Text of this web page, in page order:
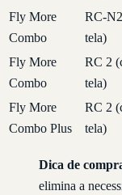
Fly More
Combo
RC-
tela)
Fly More
Combo
RC 2
tela)
Fly More
Combo Plus
RC 2
tela)
Dica de
elimina a